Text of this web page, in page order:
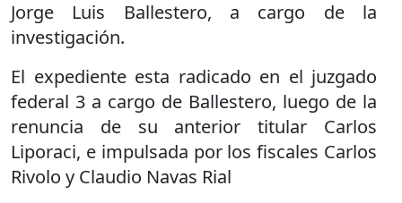
Jorge Luis Ballestero, a cargo de la
investigación.
El expediente esta radicado en el juzgado
federal 3 a cargo de Ballestero, luego de la
renuncia de su anterior titular Carlos
Liporaci, e impulsada por los fiscales Carlos
Rivolo y Claudio Navas Rial